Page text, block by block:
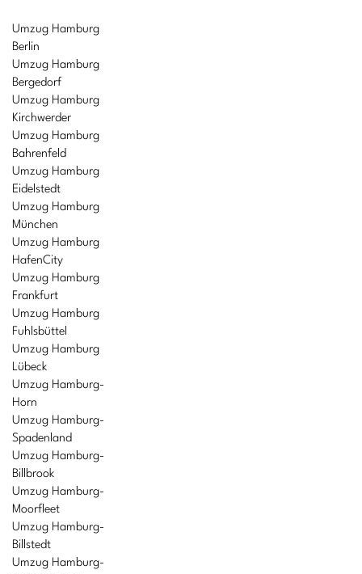
Umzug Hamburg
Berlin
Umzug Hamburg
Bergedorf
Umzug Hamburg
Kirchwerder
Umzug Hamburg
Bahrenfeld
Umzug Hamburg
Eidelstedt
Umzug Hamburg
München
Umzug Hamburg
HafenCity
Umzug Hamburg
Frankfurt
Umzug Hamburg
Fuhlsbüttel
Umzug Hamburg
Lübeck
Umzug Hamburg-
Horn
Umzug Hamburg-
Spadenland
Umzug Hamburg-
Billbrook
Umzug Hamburg-
Moorfleet
Umzug Hamburg-
Billstedt
Umzug Hamburg-